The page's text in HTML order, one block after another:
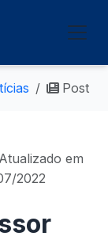
Post
Atualizado em
2022